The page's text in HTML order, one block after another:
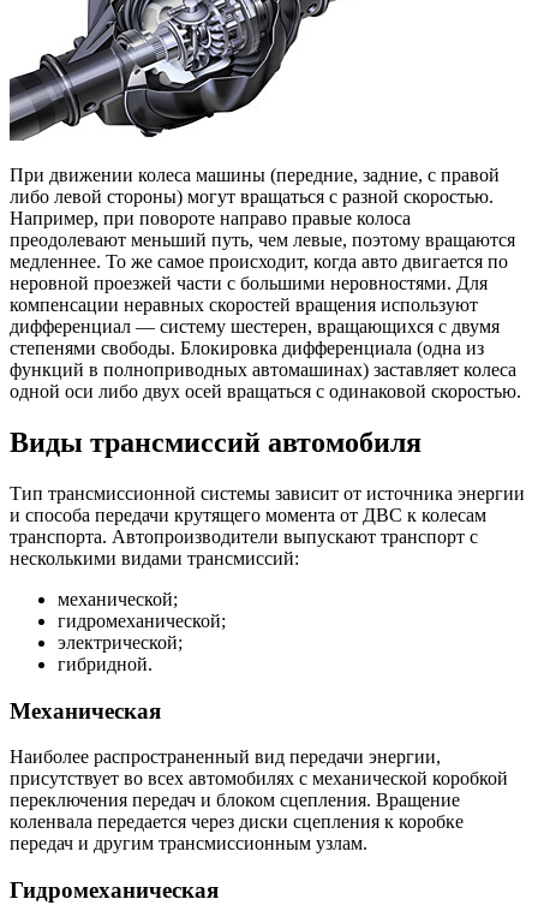
При движении колеса машины (передние, задние, с правой
либо левой стороны) могут вращаться с разной скоростью.
Например, при повороте направо правые колоса
преодолевают меньший путь, чем левые, поэтому вращаются
медленнее. То же самое происходит, когда авто двигается по
неровной проезжей части с большими неровностями. Для
компенсации неравных скоростей вращения используют
дифференциал — систему шестерен, вращающихся с двумя
степенями свободы. Блокировка дифференциала (одна из
функций в полноприводных автомашинах) заставляет колеса
одной оси либо двух осей вращаться с одинаковой скоростью.
Виды трансмиссий автомобиля
Тип трансмиссионной системы зависит от источника энергии
и способа передачи крутящего момента от ДВС к колесам
транспорта. Автопроизводители выпускают транспорт с
несколькими видами трансмиссий:
механической;
гидромеханической;
электрической;
гибридной.
Механическая
Наиболее распространенный вид передачи энергии,
присутствует во всех автомобилях с механической коробкой
переключения передач и блоком сцепления. Вращение
коленвала передается через диски сцепления к коробке
передач и другим трансмиссионным узлам.
Гидромеханическая